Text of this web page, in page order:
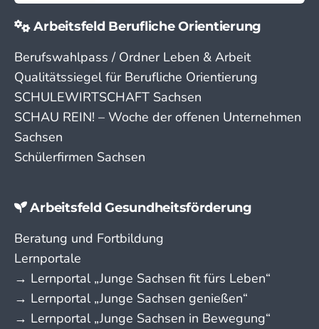
Arbeitsfeld Berufliche Orientierung
Berufswahlpass / Ordner Leben & Arbeit
Qualitätssiegel für Berufliche Orientierung
SCHULEWIRTSCHAFT Sachsen
SCHAU REIN! – Woche der offenen Unternehmen
Sachsen
Schülerfirmen Sachsen
Arbeitsfeld Gesundheitsförderung
Beratung und Fortbildung
Lernportale
→ Lern­portal „Junge Sachsen fit fürs Leben“
→ Lern­portal „Junge Sachsen genießen“
→ Lern­portal „Junge Sachsen in Bewegung“